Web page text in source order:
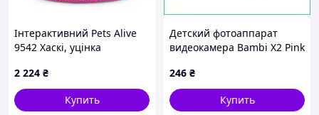
Інтерактивний Pets Alive
9542 Хаскі, уцінка
2 224 ₴
Купить
Детский фотоаппарат
видеокамера Bambi X2 Pink
павербанка розовый
игрушка с играми
246 ₴
Купить